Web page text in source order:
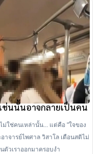
นนั้นอาจกลายเป็นคน
ม่ใช่คนเหล่านั้น... แต่คือ "ใจของ
อาจารย์ไพศาล วิสาโล เตือนสติไม่
ตัวเราออกมาครอบงำ